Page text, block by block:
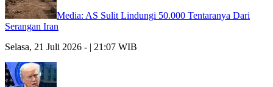
Media: AS Sulit Lindungi 50.000 Tentaranya Dari
Serangan Iran
Selasa, 21 Juli 2026 - | 21:07 WIB